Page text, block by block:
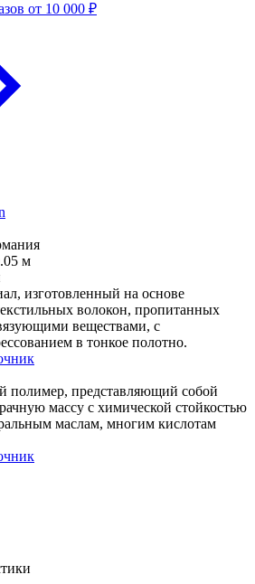
от 10 000 ₽
м
изготовленный на основе
волокон, пропитанных
веществами, с
в тонкое полотно.
полимер, представляющий собой
массу с химической стойкостью
маслам, многим кислотам